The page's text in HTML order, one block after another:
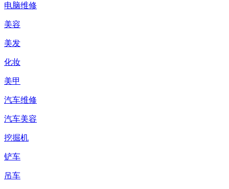
电脑维修
美容
美发
化妆
美甲
汽车维修
汽车美容
挖掘机
铲车
吊车